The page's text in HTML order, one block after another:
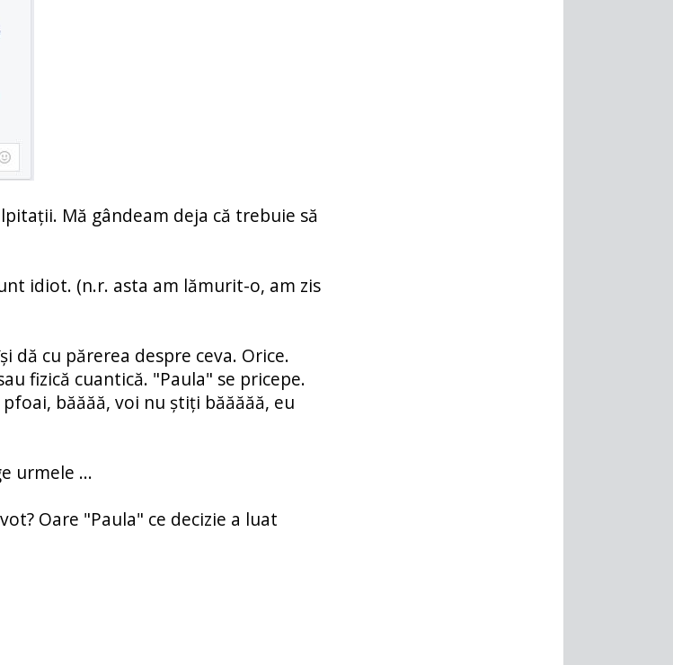
Mă gândeam deja că trebuie să
idiot. (n.r. asta am lămurit-o, am zis
dă cu părerea despre ceva. Orice.
fizică cuantică. "Paula" se pricepe.
băăăă, voi nu știți băăăăă, eu
urmele ...
Oare "Paula" ce decizie a luat